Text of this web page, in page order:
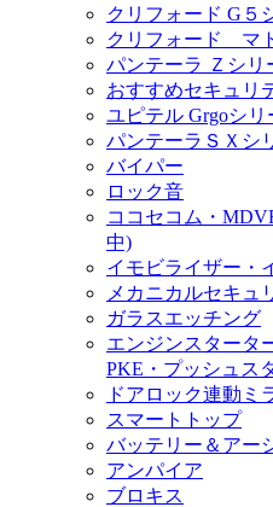
クリフォード G５
クリフォード マ
パンテーラ Ｚシリ
おすすめセキュリ
ユピテル Grgoシリ
パンテーラＳＸシ
バイパー
ロック音
ココセコム・
中)
イモビライザー・
メカニカルセキュ
ガラスエッチング
エンジンスタータ
PKE・プッシュス
ドアロック連動ミ
スマートトップ
バッテリー＆アー
アンパイア
ブロキス